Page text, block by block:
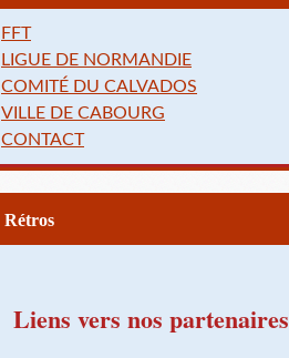
FFT
LIGUE DE NORMANDIE
COMITÉ DU CALVADOS
VILLE DE CABOURG
CONTACT
Rétros
Liens vers nos partenaires